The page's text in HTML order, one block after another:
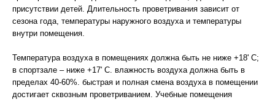
присутствии детей. Длительность проветривания зависит от
сезона года, температуры наружного воздуха и температуры
внутри помещения.
Температура воздуха в помещениях должна быть не ниже +18' С;
в спортзале – ниже +17' С. влажность воздуха должна быть в
пределах 40-60%. быстрая и полная смена воздуха в помещении
достигает сквозным проветриванием. Учебные помещения